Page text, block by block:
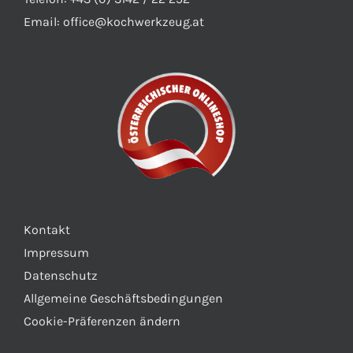
gewählt
werden
Email: office@kochwerkzeug.at
Kontakt
Impressum
Datenschutz
Allgemeine Geschäftsbedingungen
Cookie-Präferenzen ändern